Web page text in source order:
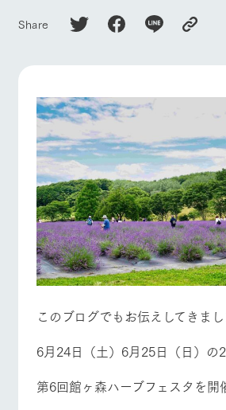
営業時
間・料金
交通アク
セス
よくいた
だく質問
客様へ
ペットを
お連れの
施設・体験情報
フラワー
ガーデン
花のある美しい
自然環境の中、
季節の移り変わ
りを存分に味わ
う
れあう
触れて、
て、学ぶ。
森の雄大
なかで動
れあう
レストラ
ン
知り尽くした料
理人が腕を振
スタイルで提供
ショ
／お
物
た生産品
品を取り
店舗
私たちの取り組み
ArkFarm Wedding
お知らせ
ブログ
お問い合わせ・資料請求
生産品カタログ・資料DL
English (Google Translate)
牧場トップ 今日の牧場
イベント/フェア レストラン/BBQ
動物とふれあう アクティビティ/体験
Share
このブログでもお伝えしてきま
6月24日（土）6月25日（日）の
第6回館ヶ森ハーブフェスタを開